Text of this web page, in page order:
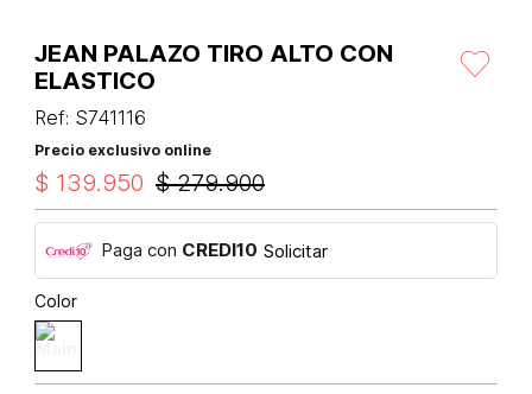
JEAN PALAZO TIRO ALTO CON
ELASTICO
Ref: S741116
Precio exclusivo online
$ 279.900
$ 139.950
Paga con CREDI10 Solicitar
Color